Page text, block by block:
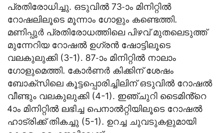
പ്രതിരോധിച്ചു. ഒടുവില്‍ 73-ാം മിനിറ്റില്‍
റോഷലിലൂടെ മൂന്നാം ഗോളും കണ്ടെത്തി.
മണിപ്പുര്‍ പ്രതിരോധത്തിലെ പിഴവ്‌ മുതലെടുത്ത്
മുന്നേറിയ റോഷല്‍ ഉഗ്രന്‍ ഷോട്ടിലൂടെ
വലകുലുക്കി (3-1). 87-ാം മിനിറ്റില്‍ നാലാം
ഗോളുമെത്തി. കോര്‍ണര്‍ കിക്കിന് ശേഷം
ബോക്‌സിലെ കൂട്ടപ്പൊരിച്ചിലിന് ഒടുവില്‍ റോഷല്‍
വീണ്ടും വലകുലുക്കി (4-1). ഇഞ്ചുറി ടൈമിൻ്റെ
4ാം മിനിറ്റില്‍ ലഭിച്ച പെനാല്‍റ്റിയിലൂടെ റോഷല്‍
ഹാട്രിക്ക് തികച്ചു (5-1). ഉറച്ച ചുവടുകളുമായി